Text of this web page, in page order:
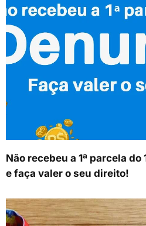
Não recebeu a 1ª parcela
e faça valer o seu direito!